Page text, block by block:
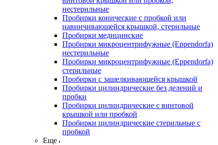
нестерильные
Пробирки конические с пробкой или
навинчивающейся крышкой, стерильные
Пробирки медицинские
Пробирки микроцентрифужные (Eppendorfа)
нестерильные
Пробирки микроцентрифужные (Eppendorfа)
стерильные
Пробирки с защелкивающейся крышкой
Пробирки цилиндрические без делений и
пробки
Пробирки цилиндрические с винтовой
крышкой или пробкой
Пробирки цилиндрические стерильные с
пробкой
Еще